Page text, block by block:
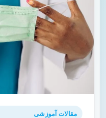
مقالات آموزشی